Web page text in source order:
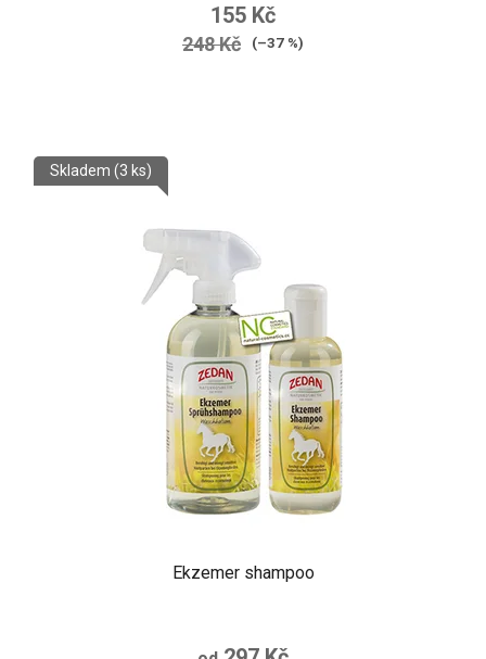
155 Kč
248 Kč (–37 %)
Ekzemer shampoo
Skladem (3 ks)